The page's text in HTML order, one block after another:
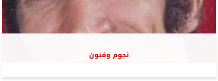
نجوم وفنون